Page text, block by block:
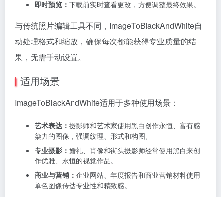
即时预览： 下载前实时查看更改，方便调整最终效果。
与传统照片编辑工具不同，ImageToBlackAndWhite自
动处理格式和缩放，确保每次都能获得专业质量的结
果，无需手动设置。
适用场景
ImageToBlackAndWhite适用于多种使用场景：
艺术表达： 摄影师和艺术家使用黑白创作永恒、富有感
染力的图像，强调纹理、形式和构图。
专业摄影： 婚礼、肖像和街头摄影师经常使用黑白来创
作优雅、永恒的视觉作品。
商业与营销： 企业网站、年度报告和商业营销材料使用
单色图像传达专业性和精致感。